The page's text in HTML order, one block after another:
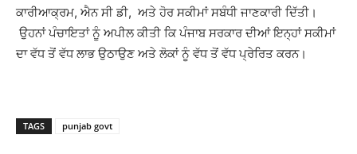
ਕਾਰੀਆਕ੍ਰਮ, ਐਨ ਸੀ ਡੀ, ਅਤੇ ਹੋਰ ਸਕੀਮਾਂ ਸਬੰਧੀ ਜਾਣਕਾਰੀ ਦਿੱਤੀ।
ਉਹਨਾਂ ਪੰਚਾਇਤਾਂ ਨੂੰ ਅਪੀਲ ਕੀਤੀ ਕਿ ਪੰਜਾਬ ਸਰਕਾਰ ਦੀਆਂ ਇਨ੍ਹਾਂ ਸਕੀਮਾਂ
ਦਾ ਵੱਧ ਤੋਂ ਵੱਧ ਲਾਭ ਉਠਾਉਣ ਅਤੇ ਲੋਕਾਂ ਨੂੰ ਵੱਧ ਤੋਂ ਵੱਧ ਪ੍ਰੇਰਿਤ ਕਰਨ।
TAGS punjab govt